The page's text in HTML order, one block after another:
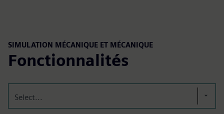
SIMULATION MÉCANIQUE ET MÉCANIQUE
Fonctionnalités
Select...